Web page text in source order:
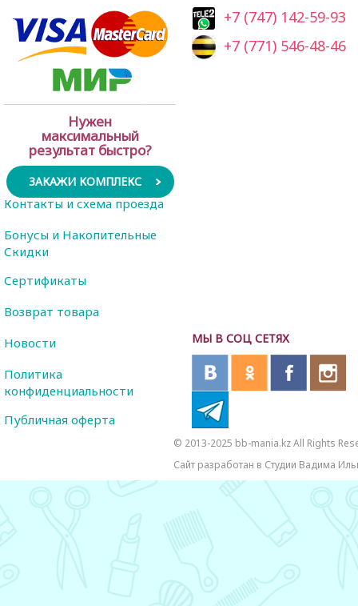
Нужен
максимальный
результат быстро?
ЗАКАЖИ КОМПЛЕКС
+7 (747) 142-59-93
+7 (771) 546-48-46
МЫ В СОЦ СЕТЯХ
Контакты и схема проезда
Бонусы и Накопительные
Скидки
Сертификаты
Возврат товара
Новости
Политика
конфиденциальности
Публичная оферта
© 2013-2025 bb-mania.kz All Rights
Сайт разработан в Студии Вадима